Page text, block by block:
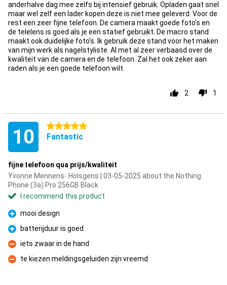
anderhalve dag mee zelfs bij intensief gebruik. Opladen gaat snel
maar wel zelf een lader kopen deze is niet mee geleverd. Voor de
rest een zeer fijne telefoon. De camera maakt goede foto's en
de telelens is goed als je een statief gebruikt. De macro stand
maakt ook duidelijke foto's. Ik gebruik deze stand voor het maken
van mijn werk als nagelstyliste. Al met al zeer verbaasd over de
kwaliteit van de camera en de telefoon. Zal het ook zeker aan
raden als je een goede telefoon wilt.
2 1
10 5 stars
Fantastic
fijne telefoon qua prijs/kwaliteit
Yvonne Mennens- Holsgens | 03-05-2025 about the Nothing
Phone (3a) Pro 256GB Black
I recommend this product
Pro
mooi design
Pro
batterijduur is goed
Con
iets zwaar in de hand
Con
te kiezen meldingsgeluiden zijn vreemd